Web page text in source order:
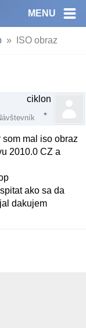
MENU
ISO obraz
ciklon
mal iso obraz
2010.0 CZ a
ako sa da
dakujem